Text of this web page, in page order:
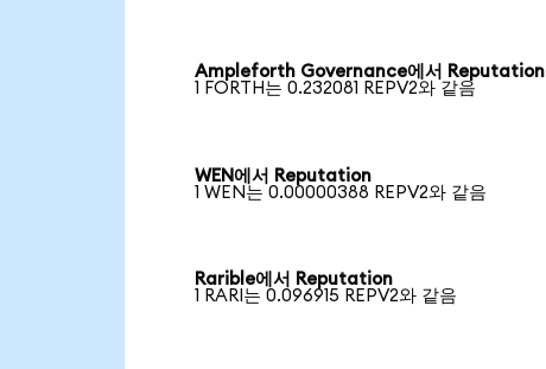
Ampleforth Governance에서 Reputation
1 FORTH는 0.232081 REPV2와 같음
WEN에서 Reputation
1 WEN는 0.00000388 REPV2와 같음
Rarible에서 Reputation
1 RARI는 0.096915 REPV2와 같음